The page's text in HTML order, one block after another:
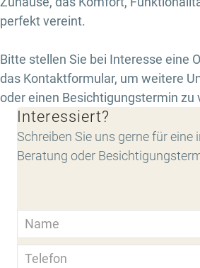
perfekt vereint.
Bitte stellen Sie bei Interesse eine
das Kontaktformular, um weitere
oder einen Besichtigungstermin zu
Interessiert?
Schreiben Sie uns gerne für eine
Beratung oder